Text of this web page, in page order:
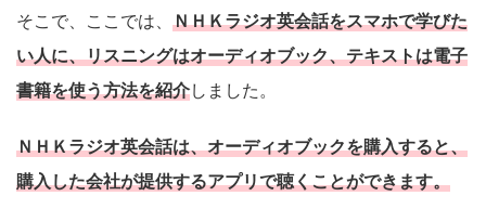
そこで、ここでは、 ＮＨＫラジオ英会話をスマホで学びた
い人に、リスニングはオーディオブック、テキストは電子
書籍を使う方法を紹介しました。
ＮＨＫラジオ英会話は、オーディオブックを購入すると、
購入した会社が提供するアプリで聴くことができます。